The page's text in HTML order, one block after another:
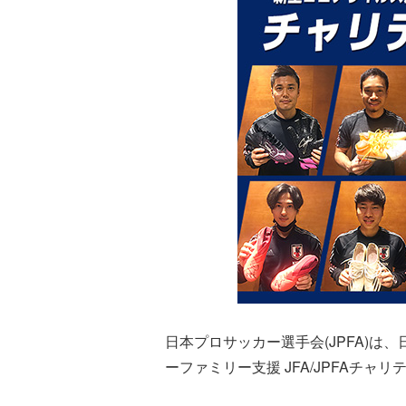
日本プロサッカー選手会(JPFA)は
ーファミリー支援 JFA/JPFAチャリ